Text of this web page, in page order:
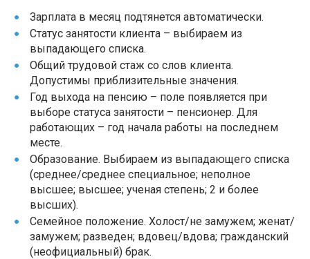
Зарплата в месяц подтянется автоматически.
Статус занятости клиента – выбираем из
выпадающего списка.
Общий трудовой стаж со слов клиента.
Допустимы приблизительные значения.
Год выхода на пенсию – поле появляется при
выборе статуса занятости – пенсионер. Для
работающих – год начала работы на последнем
месте.
Образование. Выбираем из выпадающего списка
(среднее/среднее специальное; неполное
высшее; высшее; ученая степень; 2 и более
высших).
Семейное положение. Холост/не замужем; женат/
замужем; разведен; вдовец/вдова; гражданский
(неофициальный) брак.